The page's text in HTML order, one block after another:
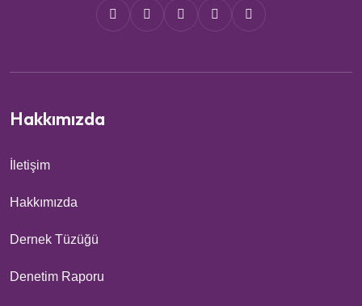
Hakkımızda
İletişim
Hakkımızda
Dernek Tüzüğü
Denetim Raporu